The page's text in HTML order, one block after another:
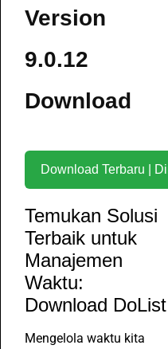
Version
9.0.12
Download
Temukan Solusi
Terbaik untuk
Manajemen
Waktu:
Download DoList
Mengelola waktu kita